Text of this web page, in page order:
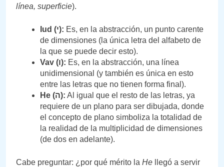
línea, superficie).
Iud ( י): Es, en la abstracción, un punto carente
de dimensiones (la única letra del alfabeto de
la que se puede decir esto).
Vav ( ו): Es, en la abstracción, una línea
unidimensional (y también es única en esto
entre las letras que no tienen forma final).
He (
ה): Al igual que el resto de las letras, ya
requiere de un plano para ser dibujada, donde
el concepto de plano simboliza la totalidad de
la realidad de la multiplicidad de dimensiones
(de dos en adelante).
Cabe preguntar: ¿por qué mérito la He llegó a servir